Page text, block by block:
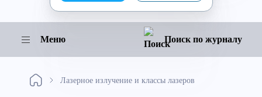
Меню Поиск по журналу
Лазерное излучение и классы лазеров